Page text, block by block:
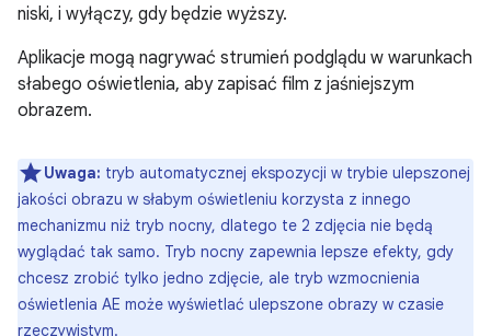
niski, i wyłączy, gdy będzie wyższy.
Aplikacje mogą nagrywać strumień podglądu w warunkach
słabego oświetlenia, aby zapisać film z jaśniejszym
obrazem.
Uwaga: tryb automatycznej ekspozycji w trybie ulepszonej
jakości obrazu w słabym oświetleniu korzysta z innego
mechanizmu niż tryb nocny, dlatego te 2 zdjęcia nie będą
wyglądać tak samo. Tryb nocny zapewnia lepsze efekty, gdy
chcesz zrobić tylko jedno zdjęcie, ale tryb wzmocnienia
oświetlenia AE może wyświetlać ulepszone obrazy w czasie
rzeczywistym.